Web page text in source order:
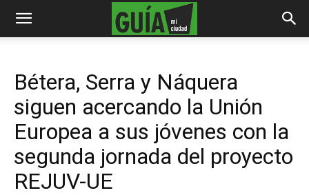
Bétera, Serra y Náquera
siguen acercando la Unión
Europea a sus jóvenes con la
segunda jornada del proyecto
REJUV-UE